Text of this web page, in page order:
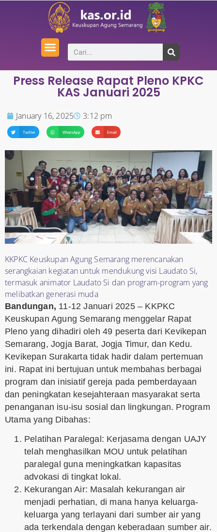
Press Release Rapat Pleno KPKC
KAS Januari 2025
January 16, 2025 3:12 pm
Twitter WhatsApp Email
KKPKC Keuskupan Agung Semarang merencanakan
serangkaian kegiatan untuk mendukung visi Laudato Si,
termasuk animator Laudato Si dan program-program yang
melibatkan generasi muda
Bandungan, 11-12 Januari 2025 – KKPKC
Keuskupan Agung Semarang menggelar Rapat
Pleno yang dihadiri oleh 49 peserta dari Kevikepan
Semarang, Jogja Barat, Jogja Timur, dan Kedu.
Kevikepan Surakarta tidak hadir dalam pertemuan
ini. Rapat ini bertujuan untuk membahas berbagai
program dan inisiatif gereja pada pemberdayaan
dan peningkatan kesejahteraan masyarakat serta
penanganan isu-isu sosial dan lingkungan. Program
Utama yang Dibahas:
Pelatihan Paralegal: Kerjasama dengan UAJY
telah menghasilkan MOU untuk pelatihan
paralegal guna meningkatkan kapasitas
advokasi di tingkat lokal.
Kekurangan Air: Masalah kekurangan air
menjadi perhatian, di mana hanya keluarga-
keluarga yang terlayani dari sumber air yang
ada terkendala dengan keberadaan sumber air.